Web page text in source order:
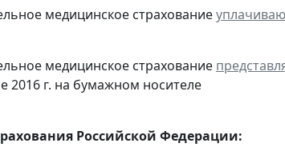
медицинское страхование
медицинское страхование
2016 г. на бумажном носителе
Российской Федерации: